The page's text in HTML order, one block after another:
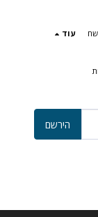
עוד
הירשם